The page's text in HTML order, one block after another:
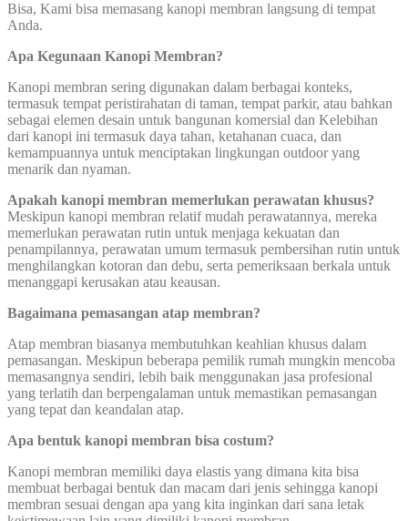
Bisa, Kami bisa memasang kanopi membran langsung di tempat
Anda.
Apa Kegunaan Kanopi Membran?
Kanopi membran sering digunakan dalam berbagai konteks,
termasuk tempat peristirahatan di taman, tempat parkir, atau bahkan
sebagai elemen desain untuk bangunan komersial dan Kelebihan
dari kanopi ini termasuk daya tahan, ketahanan cuaca, dan
kemampuannya untuk menciptakan lingkungan outdoor yang
menarik dan nyaman.
Apakah kanopi membran memerlukan perawatan khusus?
Meskipun kanopi membran relatif mudah perawatannya, mereka
memerlukan perawatan rutin untuk menjaga kekuatan dan
penampilannya, perawatan umum termasuk pembersihan rutin untuk
menghilangkan kotoran dan debu, serta pemeriksaan berkala untuk
menanggapi kerusakan atau keausan.
Bagaimana pemasangan atap membran?
Atap membran biasanya membutuhkan keahlian khusus dalam
pemasangan. Meskipun beberapa pemilik rumah mungkin mencoba
memasangnya sendiri, lebih baik menggunakan jasa profesional
yang terlatih dan berpengalaman untuk memastikan pemasangan
yang tepat dan keandalan atap.
Apa bentuk kanopi membran bisa costum?
Kanopi membran memiliki daya elastis yang dimana kita bisa
membuat berbagai bentuk dan macam dari jenis sehingga kanopi
membran sesuai dengan apa yang kita inginkan dari sana letak